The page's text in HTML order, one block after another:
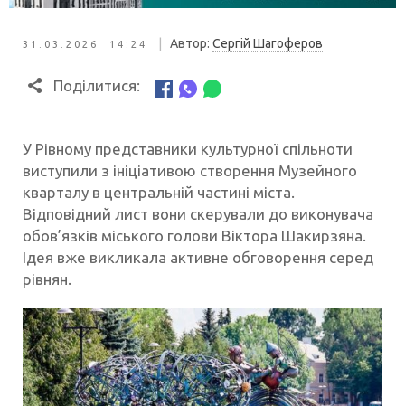
31.03.2026 14:24 Автор: Сергій Шагоферов
Поділитися:
У Рівному представники культурної спільноти
виступили з ініціативою створення Музейного
кварталу в центральній частині міста.
Відповідний лист вони скерували до виконувача
обов’язків міського голови Віктора Шакирзяна.
Ідея вже викликала активне обговорення серед
рівнян.